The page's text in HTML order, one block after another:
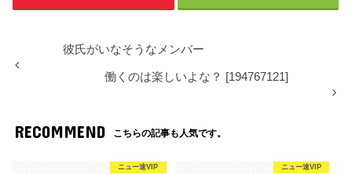
彼氏がいなそうなメンバー
働くのは楽しいよな？ [194767121]
RECOMMEND こちらの記事も人気です。
ニュー速VIP ニュー速VIP